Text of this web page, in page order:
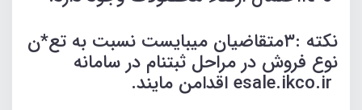
نكته :٣متقاضيان ميبايست نسبت به تع*ن
نوع فروش در مراحل ثبتنام در سامانه